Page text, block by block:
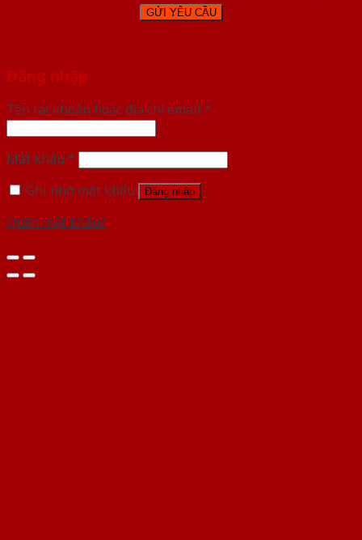
Đăng nhập
Tên tài khoản hoặc địa chỉ email *
Mật khẩu *
Ghi nhớ mật khẩu
Đăng nhập
Quên mật khẩu?